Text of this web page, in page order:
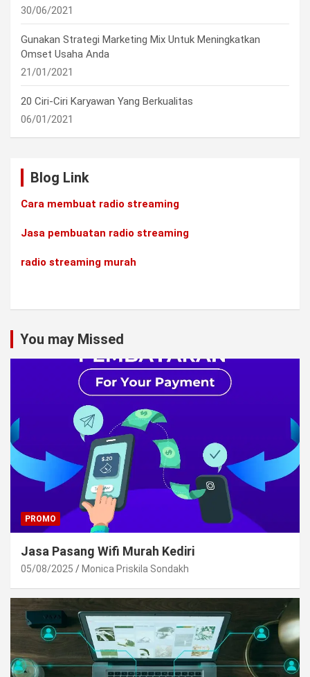
30/06/2021
Gunakan Strategi Marketing Mix Untuk Meningkatkan
Omset Usaha Anda
21/01/2021
20 Ciri-Ciri Karyawan Yang Berkualitas
06/01/2021
Blog Link
Cara membuat radio streaming
Jasa pembuatan radio streaming
radio streaming murah
You may Missed
PROMO
Jasa Pasang Wifi Murah Kediri
05/08/2025 Monica Priskila Sondakh